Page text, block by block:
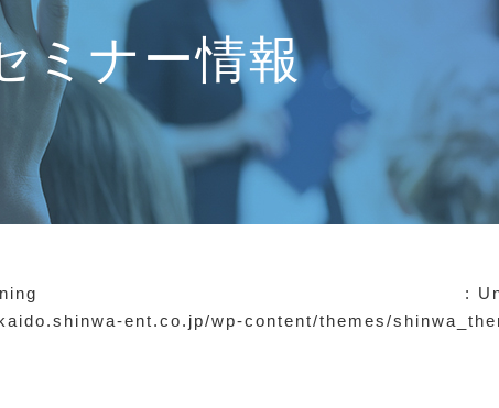
ミナー情報
:
ent.co.jp/wp-content/themes/